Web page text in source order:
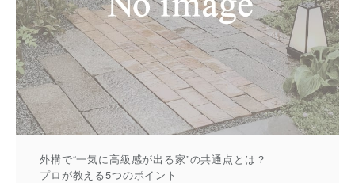
外構で“一気に高級感が出る家”の共通点とは？
プロが教える5つのポイント